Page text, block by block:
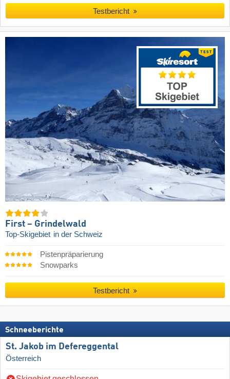
Testbericht
First – Grindelwald
Top-Skigebiet in der Schweiz
Pistenpräparierung
Snowparks
Testbericht
Schneeberichte
St. Jakob im Defereggental
Österreich